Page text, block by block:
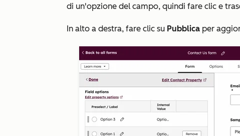
di un'opzione del campo, quindi fare clic e
In alto a destra, fare clic su Pubblica per